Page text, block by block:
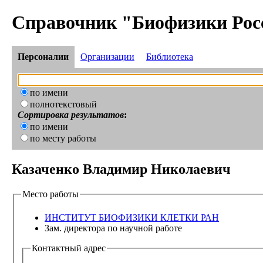
Справочник "Биофизики
Персоналии Организации Библиотека
по имени
полнотекстовый
Сортировка результатов:
по имени
по месту работы
Казаченко Владимир Николаевич
Место работы
ИНСТИТУТ БИОФИЗИКИ КЛЕТКИ РАН
Зам. директора по научной работе
Контактный адрес